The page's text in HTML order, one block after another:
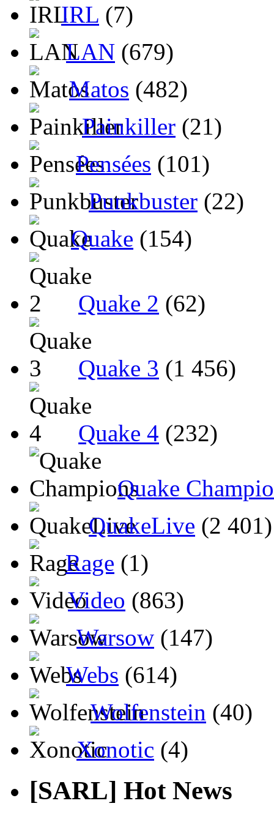
IRL (7)
LAN (679)
Matos (482)
Painkiller (21)
Pensées (101)
Punkbuster (22)
Quake (154)
Quake 2 (62)
Quake 3 (1 456)
Quake 4 (232)
Quake
QuakeLive (2 401)
Rage (1)
Video (863)
Warsow (147)
Webs (614)
Wolfenstein (40)
Xonotic (4)
[SARL] Hot News